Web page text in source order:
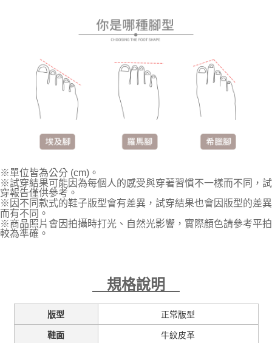
※單位皆為公分 (cm)。
※試穿結果可能因為每個人的感受與穿著習慣不一樣而不同，試
穿報告僅供參考。
※因不同款式的鞋子版型會有差異，試穿結果也會因版型的差異
而有不同。
※商品照片會因拍攝時打光、自然光影響，實際顏色請參考平拍
較為準確。
規格說明
版型 正常版型
鞋面 牛紋皮革